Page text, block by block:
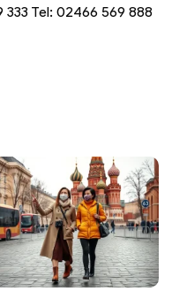
Tel: 02466 569 888